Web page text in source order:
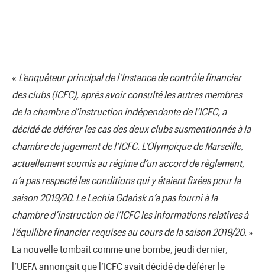
« L’enquêteur principal de l’Instance de contrôle financier
des clubs (ICFC), après avoir consulté les autres membres
de la chambre d’instruction indépendante de l’ICFC, a
décidé de déférer les cas des deux clubs susmentionnés à la
chambre de jugement de l’ICFC. L’Olympique de Marseille,
actuellement soumis au régime d’un accord de règlement,
n’a pas respecté les conditions qui y étaient fixées pour la
saison 2019/20. Le Lechia Gdańsk n’a pas fourni à la
chambre d’instruction de l’ICFC les informations relatives à
l’équilibre financier requises au cours de la saison 2019/20. »
La nouvelle tombait comme une bombe, jeudi dernier,
l’UEFA annonçait que l’ICFC avait décidé de déférer le